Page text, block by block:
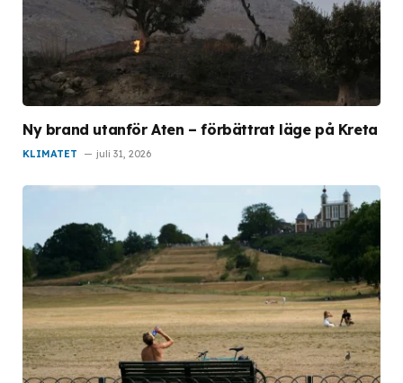
Ny brand utanför Aten – förbättrat läge på Kreta
KLIMATET juli 31, 2026